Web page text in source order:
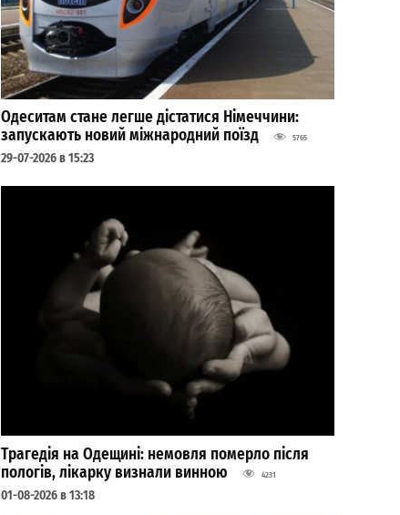
Одеситам стане легше дістатися Німеччини:
запускають новий міжнародний поїзд
5765
29-07-2026 в 15:23
Трагедія на Одещині: немовля померло після
пологів, лікарку визнали винною
4231
01-08-2026 в 13:18